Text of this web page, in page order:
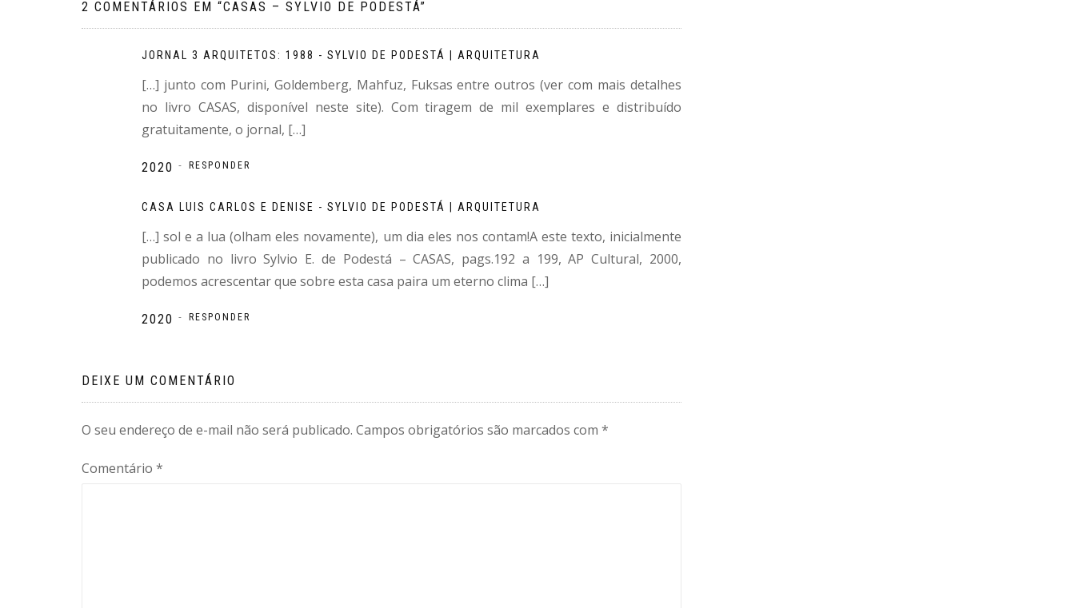
Post
2 COMENTÁRIOS EM “CASAS – SYLVIO DE PODESTÁ”
JORNAL 3 ARQUITETOS: 1988 - SYLVIO DE PODESTÁ | ARQUITETURA
[…] junto com Purini, Goldemberg, Mahfuz, Fuksas entre outros (ver com mais detalhes
no livro CASAS, disponível neste site). Com tiragem de mil exemplares e distribuído
gratuitamente, o jornal, […]
2020 - RESPONDER
CASA LUIS CARLOS E DENISE - SYLVIO DE PODESTÁ | ARQUITETURA
[…] sol e a lua (olham eles novamente), um dia eles nos contam!A este texto, inicialmente
publicado no livro Sylvio E. de Podestá – CASAS, pags.192 a 199, AP Cultural, 2000,
podemos acrescentar que sobre esta casa paira um eterno clima […]
2020 - RESPONDER
DEIXE UM COMENTÁRIO
O seu endereço de e-mail não será publicado. Campos obrigatórios são marcados com *
Comentário *